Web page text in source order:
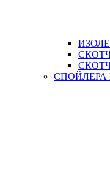
СПОЙЛЕРА